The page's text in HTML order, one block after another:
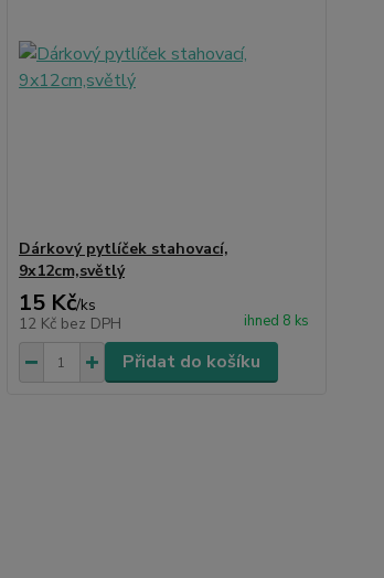
Dárkový pytlíček stahovací,
9x12cm,světlý
15 Kč/ks
12 Kč bez DPH ihned 8 ks
Přidat do košíku